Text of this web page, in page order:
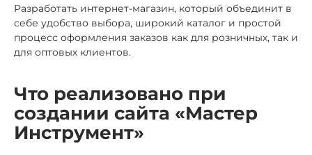
Разработать интернет-магазин, который объединит в
себе удобство выбора, широкий каталог и простой
процесс оформления заказов как для розничных, так и
для оптовых клиентов.
Что реализовано при
создании сайта «Мастер
Инструмент»